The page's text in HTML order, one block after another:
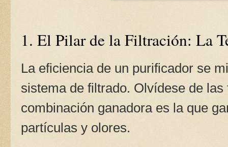
1. El Pilar de la Filtración: La
La eficiencia de un purificador se
sistema de filtrado. Olvídese de
combinación ganadora es la que
partículas y olores.